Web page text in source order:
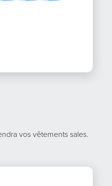
vos vêtements sales.